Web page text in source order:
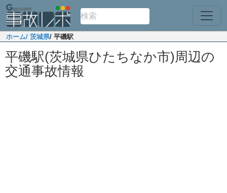
ホーム/ 茨城県/ 平磯駅
平磯駅(茨城県ひたちなか市)周辺の
交通事故情報